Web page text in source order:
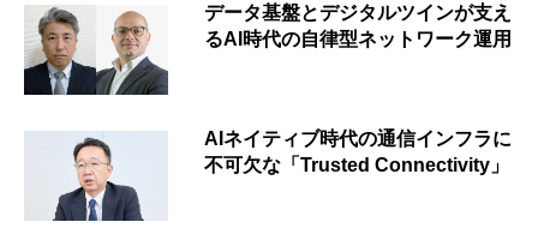
データ基盤とデジタルツインが支え
るAI時代の自律型ネットワーク運用
AIネイティブ時代の通信インフラに
不可欠な「Trusted Connectivity」